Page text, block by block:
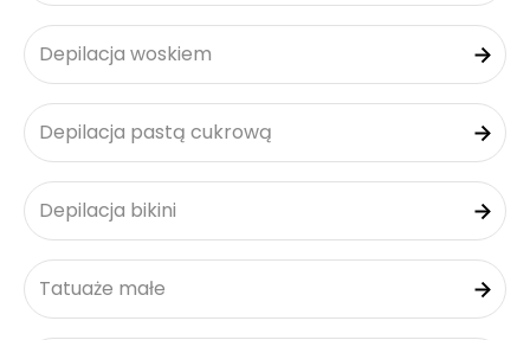
Depilacja woskiem
Depilacja pastą cukrową
Depilacja bikini
Tatuaże małe